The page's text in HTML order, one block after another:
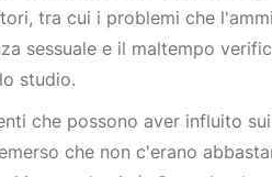
tra cui i problemi che
sessuale e il maltempo
studio.
che possono aver influito
che non c'erano